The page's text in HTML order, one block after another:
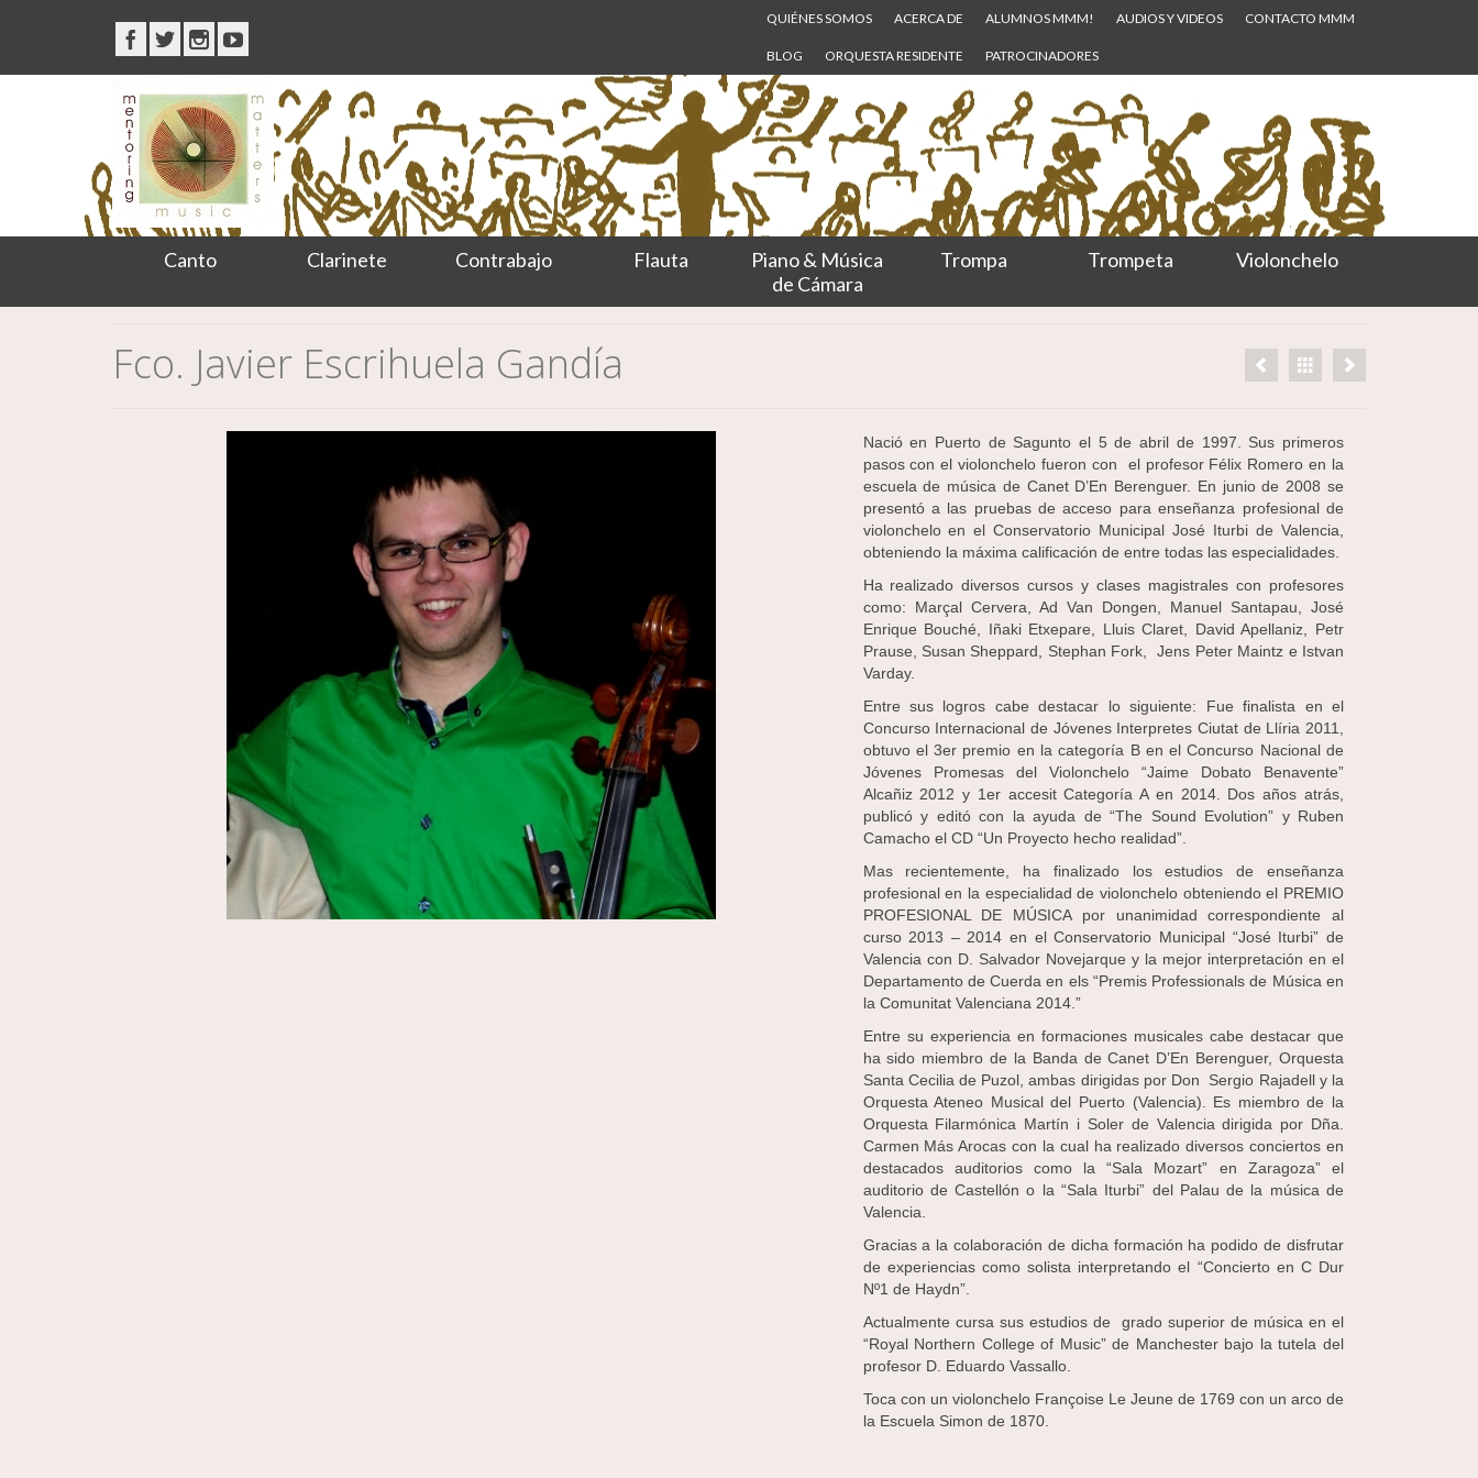
QUIÉNES SOMOS ACERCA DE ALUMNOS MMM! AUDIOS Y VIDEOS CONTACTO MMM
BLOG ORQUESTA RESIDENTE PATROCINADORES
Canto Clarinete Contrabajo Flauta
Piano & Música
de Cámara
Trompa Trompeta Violonchelo
Fco. Javier Escrihuela Gandía
Nació en Puerto de Sagunto el 5 de abril de 1997. Sus primeros
pasos con el violonchelo fueron con el profesor Félix Romero en la
escuela de música de Canet D’En Berenguer. En junio de 2008 se
presentó a las pruebas de acceso para enseñanza profesional de
violonchelo en el Conservatorio Municipal José Iturbi de Valencia,
obteniendo la máxima calificación de entre todas las especialidades.
Ha realizado diversos cursos y clases magistrales con profesores
como: Marçal Cervera, Ad Van Dongen, Manuel Santapau, José
Enrique Bouché, Iñaki Etxepare, Lluis Claret, David Apellaniz, Petr
Prause, Susan Sheppard, Stephan Fork, Jens Peter Maintz e Istvan
Varday.
Entre sus logros cabe destacar lo siguiente: Fue finalista en el
Concurso Internacional de Jóvenes Interpretes Ciutat de Llíria 2011,
obtuvo el 3er premio en la categoría B en el Concurso Nacional de
Jóvenes Promesas del Violonchelo “Jaime Dobato Benavente”
Alcañiz 2012 y 1er accesit Categoría A en 2014. Dos años atrás,
publicó y editó con la ayuda de “The Sound Evolution” y Ruben
Camacho el CD “Un Proyecto hecho realidad”.
Mas recientemente, ha finalizado los estudios de enseñanza
profesional en la especialidad de violonchelo obteniendo el PREMIO
PROFESIONAL DE MÚSICA por unanimidad correspondiente al
curso 2013 – 2014 en el Conservatorio Municipal “José Iturbi” de
Valencia con D. Salvador Novejarque y la mejor interpretación en el
Departamento de Cuerda en els “Premis Professionals de Música en
la Comunitat Valenciana 2014.”
Entre su experiencia en formaciones musicales cabe destacar que
ha sido miembro de la Banda de Canet D’En Berenguer, Orquesta
Santa Cecilia de Puzol, ambas dirigidas por Don Sergio Rajadell y la
Orquesta Ateneo Musical del Puerto (Valencia). Es miembro de la
Orquesta Filarmónica Martín i Soler de Valencia dirigida por Dña.
Carmen Más Arocas con la cual ha realizado diversos conciertos en
destacados auditorios como la “Sala Mozart” en Zaragoza” el
auditorio de Castellón o la “Sala Iturbi” del Palau de la música de
Valencia.
Gracias a la colaboración de dicha formación ha podido de disfrutar
de experiencias como solista interpretando el “Concierto en C Dur
Nº1 de Haydn”.
Actualmente cursa sus estudios de grado superior de música en el
“Royal Northern College of Music” de Manchester bajo la tutela del
profesor D. Eduardo Vassallo.
Toca con un violonchelo Françoise Le Jeune de 1769 con un arco de
la Escuela Simon de 1870.